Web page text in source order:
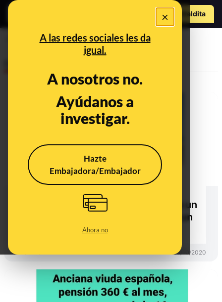
×
A las redes sociales les da
igual.
A nosotros no.
Ayúdanos a
investigar.
Hazte
Embajadora/Embajador
Ahora no
Hazte Maldita
No, la Junta de Andalucía no ha
otorgado "una paga" a una mujer
española por acoger en su casa a un
joven extranjero que aparece en un
reportaje de El Mundo
DESINFO 23/10/2020